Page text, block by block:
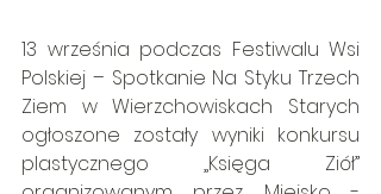
13 września podczas Festiwalu Wsi
Polskiej – Spotkanie Na Styku Trzech
Ziem w Wierzchowiskach Starych
ogłoszone zostały wyniki konkursu
plastycznego „Księga Ziół”